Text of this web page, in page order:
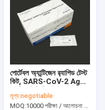
পোর্টেবল অ্যান্টিজেন র‌্যাপিড টেস্ট
কিট, SARS-CoV-2 Ag
মূল্য:negotiable
MOQ:10000 পরীক্ষা / আলোচনা সাপেক্ষে